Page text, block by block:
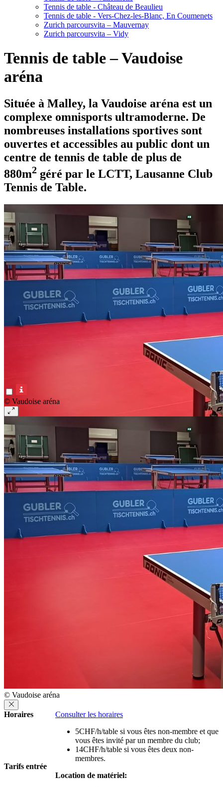
Tennis de table - Château de Beaulieu
Tennis de table - Vers-Chez-les-Blanc, En Coumenets
Zurich parcoursvita – Mauvernay
Zurich parcoursvita – Vidy
Tennis de table – Vaudoise
aréna
Située à Malley, la Vaudoise aréna est un
complexe omnisports ultramoderne. De
nombreuses installations sportives sont
ouvertes et accessibles au public dont un
centre de tennis de table de plus de
880m2 géré par le LCTT, Lausanne Club
Tennis de Table.
© Vaudoise aréna
© Vaudoise aréna
Horaires Consulter les horaires
Tarifs entrée
5CHF/h/table si vous êtes non-membre et que
vous êtes invité par un membre du club;
14CHF/h/table si vous êtes deux non-
membres.
Location de matériel: